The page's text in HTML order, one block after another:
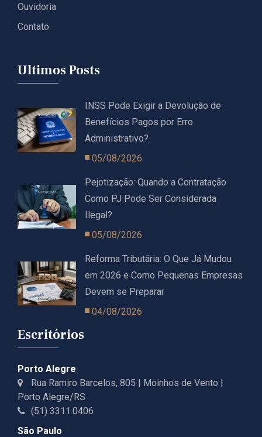
Ouvidoria
Contato
Ultimos Posts
INSS Pode Exigir a Devolução de
Benefícios Pagos por Erro
Administrativo?
05/08/2026
Pejotização: Quando a Contratação
Como PJ Pode Ser Considerada
Ilegal?
05/08/2026
Reforma Tributária: O Que Já Mudou
em 2026 e Como Pequenas Empresas
Devem se Preparar
04/08/2026
Escritórios
Porto Alegre
Rua Ramiro Barcelos, 805 | Moinhos de Vento |
Porto Alegre/RS
(51) 3311.0406
São Paulo